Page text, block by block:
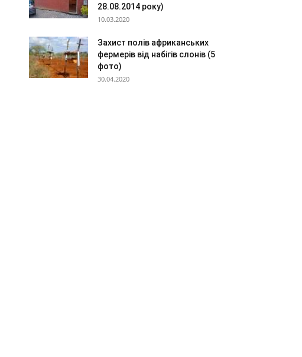
28.08.2014 року)
10.03.2020
Захист полів африканських
фермерів від набігів слонів (5
фото)
30.04.2020